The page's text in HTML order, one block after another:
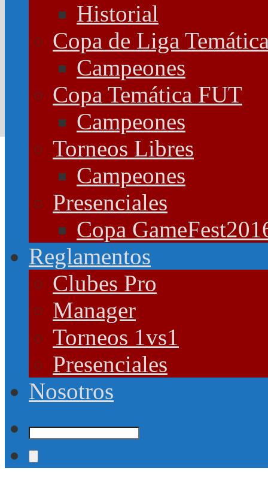
Historial
Copa de Liga
Campeones
Copa Temática FUT
Campeones
Torneos Libres
Campeones
Presenciales
Copa
Reglamentos
Clubes Pro
Manager
Torneos 1vs1
Presenciales
Nosotros